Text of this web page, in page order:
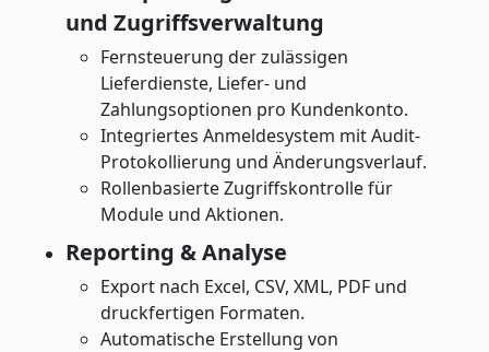
und Zugriffsverwaltung
Fernsteuerung der zulässigen
Lieferdienste, Liefer- und
Zahlungsoptionen pro Kundenkonto.
Integriertes Anmeldesystem mit Audit-
Protokollierung und Änderungsverlauf.
Rollenbasierte Zugriffskontrolle für
Module und Aktionen.
Reporting & Analyse
Export nach Excel, CSV, XML, PDF und
druckfertigen Formaten.
Automatische Erstellung von